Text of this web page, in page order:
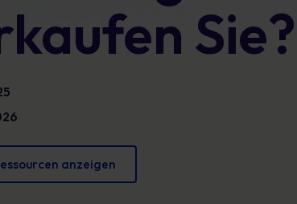
verringern und Ihren Ruf zu
kennen
Plakate
Fesselndes Bildmaterial, das jeden
Verhalten fördert.Sie?
anzeigen